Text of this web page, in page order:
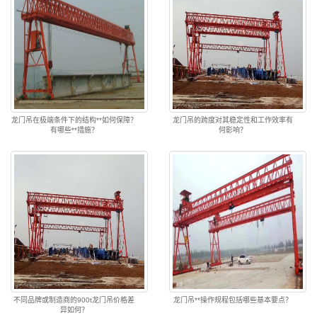
龙门吊在极端条件下的结构**如何保障？
有哪些**措施？
龙门吊的跨度对其稳定性和工作效率有
何影响？
不同品牌或制造商的900t龙门吊价格差
异如何？
龙门吊**操作规程包括哪些基本要点？